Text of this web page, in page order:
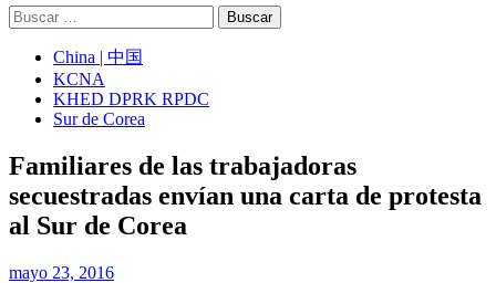
Buscar:
China | 中国
KCNA
KHED DPRK RPDC
Sur de Corea
Familiares de las trabajadoras
secuestradas envían una carta de protesta
al Sur de Corea
mayo 23, 2016